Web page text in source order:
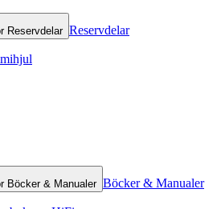
Reservdelar Reservdelar
Böcker & Manualer Böcker & Manualer